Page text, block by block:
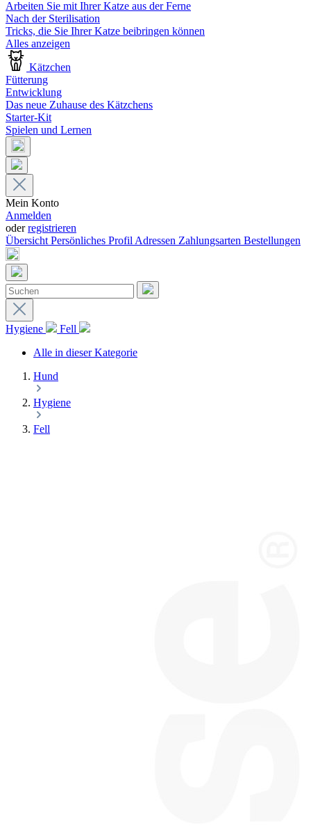
Arbeiten Sie mit Ihrer Katze aus der Ferne
Nach der Sterilisation
Tricks, die Sie Ihrer Katze beibringen können
Alles anzeigen
Kätzchen
Fütterung
Entwicklung
Das neue Zuhause des Kätzchens
Starter-Kit
Spielen und Lernen
Mein Konto
Anmelden
oderregistrieren
Übersicht Persönliches Profil Adressen Zahlungsarten Bestellungen
Hygiene
Fell
Alle in dieser Kategorie
Hund
Hygiene
Fell